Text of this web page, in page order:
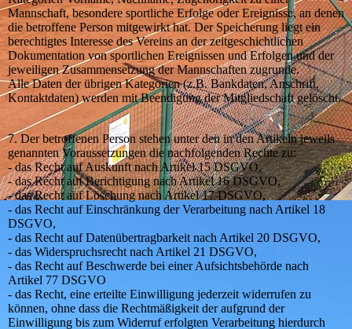
Mannschaft, besondere sportliche Erfolge oder Ereignisse, an denen
die betroffene Person mitgewirkt hat. Der Speicherung liegt ein
berechtigtes Interesse des Vereins an der zeitgeschichtlichen
Dokumentation von sportlichen Ereignissen und Erfolgen und der
jeweiligen Zusammensetzung der Mannschaften zugrunde.
Alle Daten der übrigen Kategorien (z.B. Bankdaten, Anschrift,
Kontaktdaten) werden mit Beendigung der Mitgliedschaft gelöscht.
7. Der betroffenen Person stehen unter den in den Artikeln jeweils
genannten Voraussetzungen die nachfolgenden Rechte zu:
- das Recht auf Auskunft nach Artikel 15 DSGVO,
- das Recht auf Berichtigung nach Artikel 16 DSGVO,
- das Recht auf Löschung nach Artikel 17 DSGVO,
- das Recht auf Einschränkung der Verarbeitung nach Artikel 18
DSGVO,
- das Recht auf Datenübertragbarkeit nach Artikel 20 DSGVO,
- das Widerspruchsrecht nach Artikel 21 DSGVO,
- das Recht auf Beschwerde bei einer Aufsichtsbehörde nach
Artikel 77 DSGVO
- das Recht, eine erteilte Einwilligung jederzeit widerrufen zu
können, ohne dass die Rechtmäßigkeit der aufgrund der
Einwilligung bis zum Widerruf erfolgten Verarbeitung hierdurch